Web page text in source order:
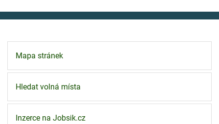
Mapa stránek
Hledat volná místa
Inzerce na Jobsik.cz